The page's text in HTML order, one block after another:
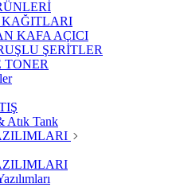
KAĞITLARI
KAFA AÇICI
ŞERİTLER
TONER
Atık Tank